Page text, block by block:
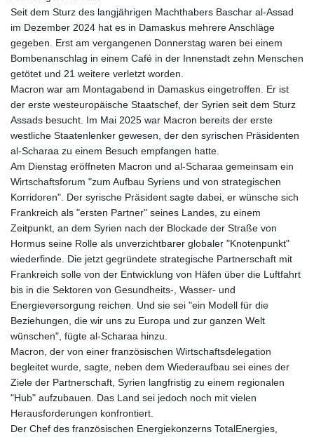
Seit dem Sturz des langjährigen Machthabers Baschar al-Assad
im Dezember 2024 hat es in Damaskus mehrere Anschläge
gegeben. Erst am vergangenen Donnerstag waren bei einem
Bombenanschlag in einem Café in der Innenstadt zehn Menschen
getötet und 21 weitere verletzt worden.
Macron war am Montagabend in Damaskus eingetroffen. Er ist
der erste westeuropäische Staatschef, der Syrien seit dem Sturz
Assads besucht. Im Mai 2025 war Macron bereits der erste
westliche Staatenlenker gewesen, der den syrischen Präsidenten
al-Scharaa zu einem Besuch empfangen hatte.
Am Dienstag eröffneten Macron und al-Scharaa gemeinsam ein
Wirtschaftsforum "zum Aufbau Syriens und von strategischen
Korridoren". Der syrische Präsident sagte dabei, er wünsche sich
Frankreich als "ersten Partner" seines Landes, zu einem
Zeitpunkt, an dem Syrien nach der Blockade der Straße von
Hormus seine Rolle als unverzichtbarer globaler "Knotenpunkt"
wiederfinde. Die jetzt gegründete strategische Partnerschaft mit
Frankreich solle von der Entwicklung von Häfen über die Luftfahrt
bis in die Sektoren von Gesundheits-, Wasser- und
Energieversorgung reichen. Und sie sei "ein Modell für die
Beziehungen, die wir uns zu Europa und zur ganzen Welt
wünschen", fügte al-Scharaa hinzu.
Macron, der von einer französischen Wirtschaftsdelegation
begleitet wurde, sagte, neben dem Wiederaufbau sei eines der
Ziele der Partnerschaft, Syrien langfristig zu einem regionalen
"Hub" aufzubauen. Das Land sei jedoch noch mit vielen
Herausforderungen konfrontiert.
Der Chef des französischen Energiekonzerns TotalEnergies,